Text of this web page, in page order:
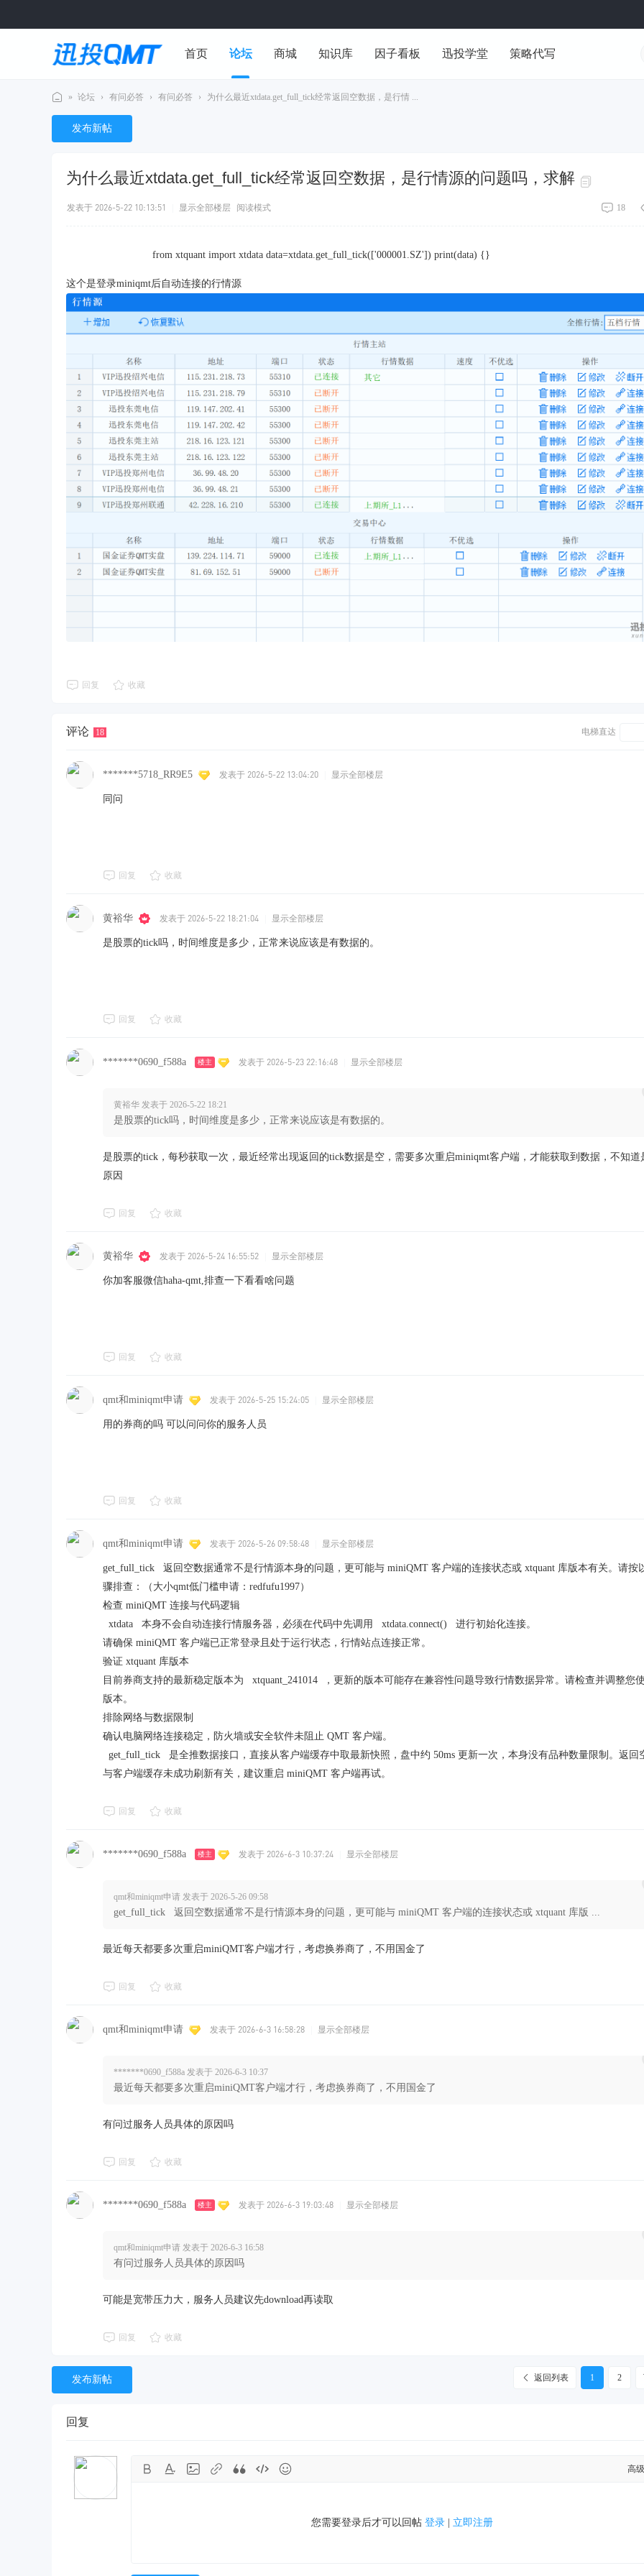
首页 论坛 商城 知识库 因子看板 迅投学堂 策略代写
用户中心
迅
投
» 论坛 › 有问必答 › 有问必答 › 为什么最近xtdata.get_full_tick经常返回空数据，是行情 ...
发布新帖
为什么最近xtdata.get_full_tick经常返回空数据，是行情源的问题吗，求解
18
发表于 2026-5-22 10:13:51 显示全部楼层 阅读模式
from xtquant import xtdata data=xtdata.get_full_tick(['000001.SZ']) print(data) {}
这个是登录miniqmt后自动连接的行情源
回复 收藏
电梯直达
评论 18
*******5718_RR9E5 发表于 2026-5-22 13:04:20 显示全部楼层
同问
回复 收藏
黄裕华 发表于 2026-5-22 18:21:04 显示全部楼层
是股票的tick吗，时间维度是多少，正常来说应该是有数据的。
回复 收藏
*******0690_f588a 楼主 发表于 2026-5-23 22:16:48 显示全部楼层
黄裕华 发表于 2026-5-22 18:21
是股票的tick吗，时间维度是多少，正常来说应该是有数据的。
是股票的tick，每秒获取一次，最近经常出现返回的tick数据是空，需要多次重启miniqmt客户端，才能获取到数据，不知道
原因
回复 收藏
黄裕华 发表于 2026-5-24 16:55:52 显示全部楼层
你加客服微信haha-qmt,排查一下看看啥问题
回复 收藏
qmt和miniqmt申请 发表于 2026-5-25 15:24:05 显示全部楼层
用的券商的吗 可以问问你的服务人员
回复 收藏
qmt和miniqmt申请 发表于 2026-5-26 09:58:48 显示全部楼层
get_full_tick 返回空数据通常不是行情源本身的问题，更可能与 miniQMT 客户端的连接状态或 xtquant 库版本有关。请按
骤排查：（大小qmt低门槛申请：redfufu1997）
检查 miniQMT 连接与代码逻辑
xtdata 本身不会自动连接行情服务器，必须在代码中先调用 xtdata.connect() 进行初始化连接。
请确保 miniQMT 客户端已正常登录且处于运行状态，行情站点连接正常。
验证 xtquant 库版本
目前券商支持的最新稳定版本为 xtquant_241014 ，更新的版本可能存在兼容性问题导致行情数据异常。请检查并调整您
版本。
排除网络与数据限制
确认电脑网络连接稳定，防火墙或安全软件未阻止 QMT 客户端。
get_full_tick 是全推数据接口，直接从客户端缓存中取最新快照，盘中约 50ms 更新一次，本身没有品种数量限制。返回
与客户端缓存未成功刷新有关，建议重启 miniQMT 客户端再试。
回复 收藏
*******0690_f588a 楼主 发表于 2026-6-3 10:37:24 显示全部楼层
qmt和miniqmt申请 发表于 2026-5-26 09:58
get_full_tick 返回空数据通常不是行情源本身的问题，更可能与 miniQMT 客户端的连接状态或 xtquant 库版 ...
最近每天都要多次重启miniQMT客户端才行，考虑换券商了，不用国金了
回复 收藏
qmt和miniqmt申请 发表于 2026-6-3 16:58:28 显示全部楼层
*******0690_f588a 发表于 2026-6-3 10:37
最近每天都要多次重启miniQMT客户端才行，考虑换券商了，不用国金了
有问过服务人员具体的原因吗
回复 收藏
*******0690_f588a 楼主 发表于 2026-6-3 19:03:48 显示全部楼层
qmt和miniqmt申请 发表于 2026-6-3 16:58
有问过服务人员具体的原因吗
可能是宽带压力大，服务人员建议先download再读取
回复 收藏
1 2
返回列表
发布新帖
回复
高
您需要登录后才可以回帖 登录 立即注册